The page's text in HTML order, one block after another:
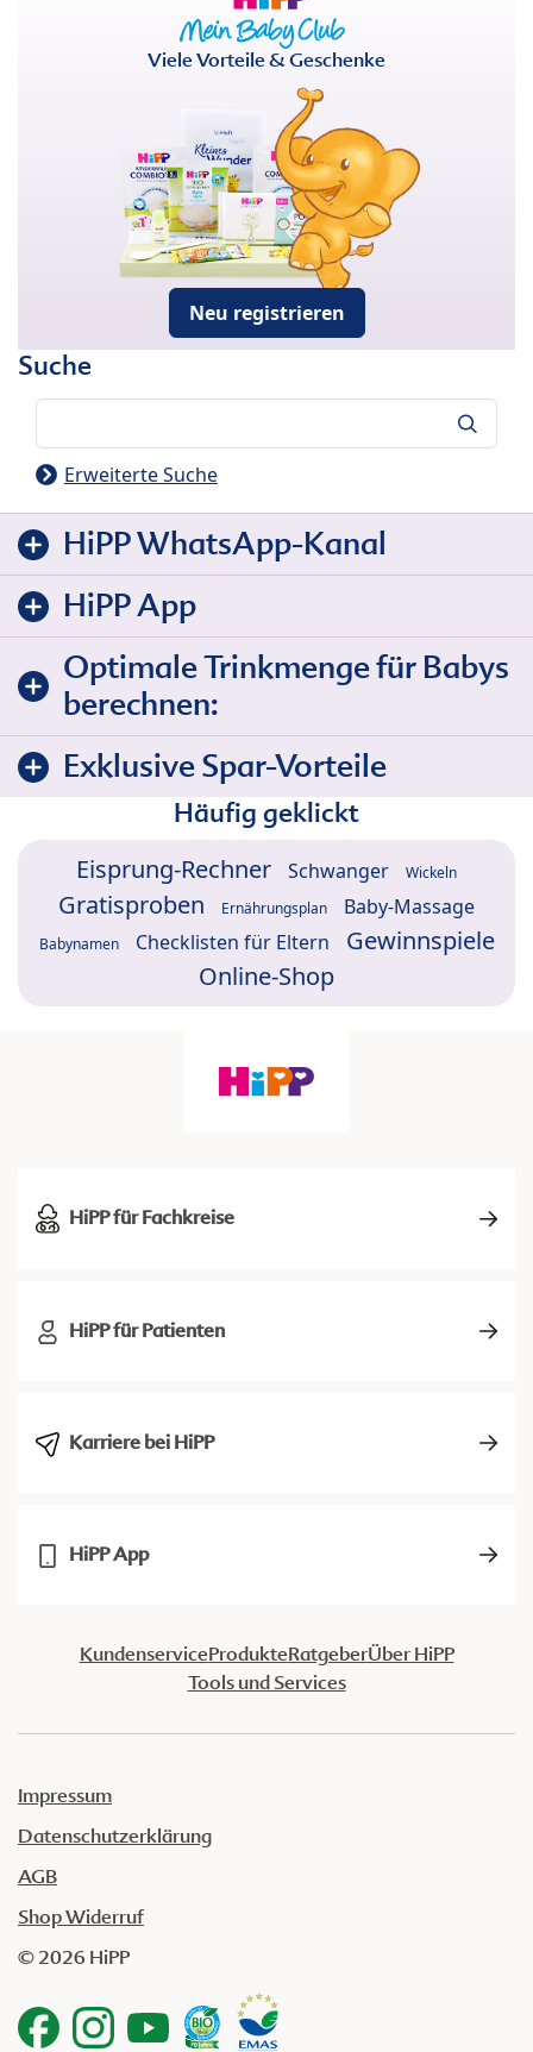
Viele Vorteile & Geschenke
Neu registrieren
Suche
Erweiterte Suche
HiPP WhatsApp-Kanal
HiPP App
Optimale Trinkmenge für Babys
berechnen:
Exklusive Spar-Vorteile
Häufig geklickt
Eisprung-Rechner Schwanger Wickeln
Gratisproben Ernährungsplan Baby-Massage
Babynamen Checklisten für Eltern
Gewinnspiele
Online-Shop
HiPP für Fachkreise
HiPP für Patienten
Karriere bei HiPP
HiPP App
KundenserviceProdukteRatgeberÜber HiPP
Tools und Services
Impressum
Datenschutzerklärung
AGB
Shop Widerruf
© 2026 HiPP